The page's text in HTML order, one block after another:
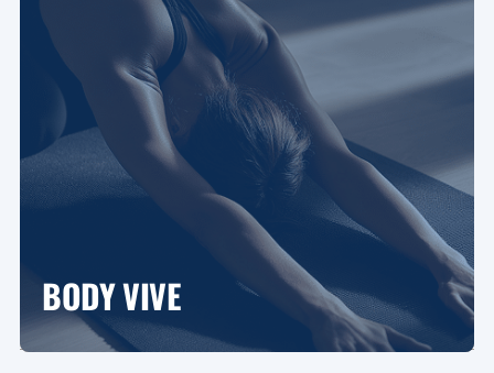
BODY VIVE